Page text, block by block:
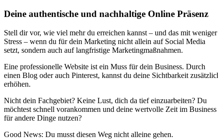
Deine authentische und nachhaltige Online Präsenz
Stell dir vor, wie viel mehr du erreichen kannst – und das mit weniger
Stress – wenn du für dein Marketing nicht allein auf Social Media
setzt, sondern auch auf langfristige Marketingmaßnahmen.
Eine professionelle Website ist ein Muss für dein Business. Durch
einen Blog oder auch Pinterest, kannst du deine Sichtbarkeit
erhöhen.
Nicht dein Fachgebiet? Keine Lust, dich da tief einzuarbeiten? Du
möchtest schnell vorankommen und deine wertvolle Zeit im Business
für andere Dinge nutzen?
Good News: Du musst diesen Weg nicht alleine gehen.